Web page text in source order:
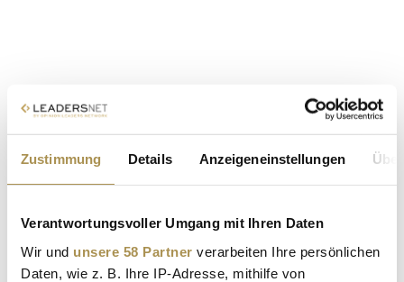
Zustimmung Details Anzeigeneinstellungen
Verantwortungsvoller Umgang mit Ihren Daten
Wir und unsere 58 Partner verarbeiten Ihre persönlichen
Daten, wie z. B. Ihre IP-Adresse, mithilfe von